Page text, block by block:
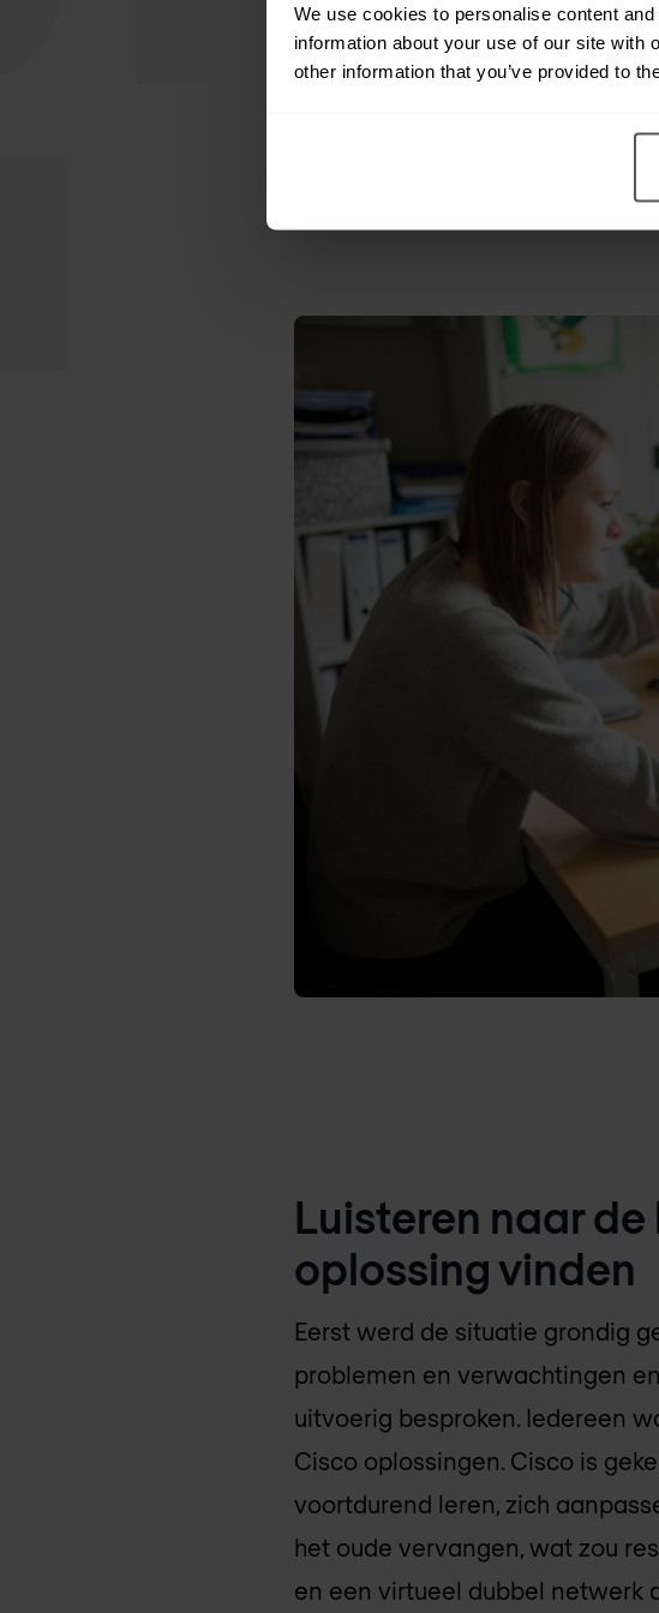
We use cookies to personalise content
information about your use of our site with
other information that you’ve provided to
implementeren, maar hun
kopersplatform GIAL, koos
Luisteren naar
oplossing vinden
Eerst werd de situatie grondig
problemen en verwachtingen
uitvoerig besproken. Iedereen
Cisco oplossingen. Cisco is
voortdurend leren, zich
het oude vervangen, wat zou
en een virtueel dubbel netwerk